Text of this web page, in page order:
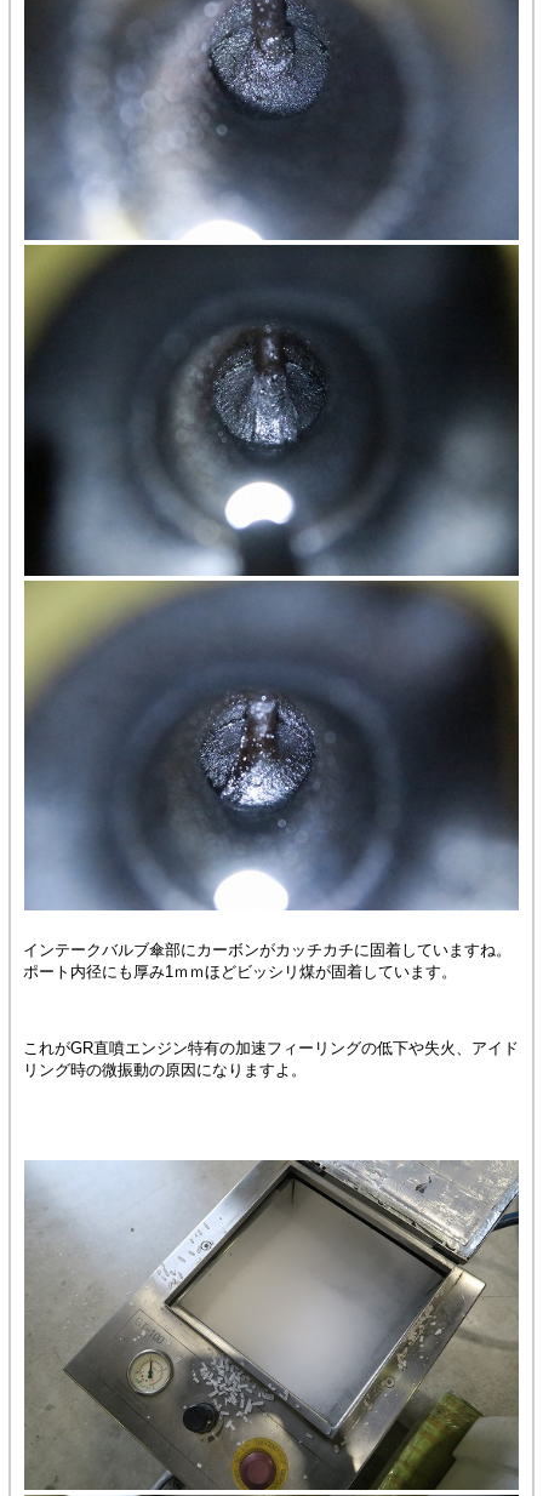
インテークバルブ傘部にカーボンがカッチカチに固着していますね。
ポート内径にも厚み1ｍｍほどビッシリ煤が固着しています。
これがGR直噴エンジン特有の加速フィーリングの低下や失火、アイド
リング時の微振動の原因になりますよ。